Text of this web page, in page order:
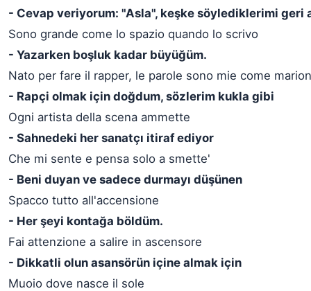
- Cevap veriyorum: "Asla", keşke söylediklerimi geri
Sono grande come lo spazio quando lo scrivo
- Yazarken boşluk kadar büyüğüm.
Nato per fare il rapper, le parole sono mie come
- Rapçi olmak için doğdum, sözlerim kukla gibi
Ogni artista della scena ammette
- Sahnedeki her sanatçı itiraf ediyor
Che mi sente e pensa solo a smette'
- Beni duyan ve sadece durmayı düşünen
Spacco tutto all'accensione
- Her şeyi kontağa böldüm.
Fai attenzione a salire in ascensore
- Dikkatli olun asansörün içine almak için
Muoio dove nasce il sole